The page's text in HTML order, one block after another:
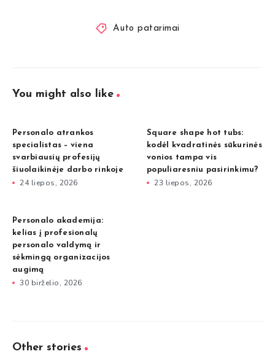
Auto patarimai
You might also like
Personalo atrankos
specialistas – viena
svarbiausių profesijų
šiuolaikinėje darbo rinkoje
24 liepos, 2026
Square shape hot tubs:
kodėl kvadratinės sūkurinės
vonios tampa vis
populiaresniu pasirinkimu?
23 liepos, 2026
Personalo akademija:
kelias į profesionalų
personalo valdymą ir
sėkmingą organizacijos
augimą
30 birželio, 2026
Other stories